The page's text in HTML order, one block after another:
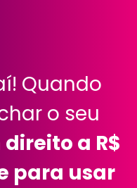
Quando
o seu
a R$
para usar